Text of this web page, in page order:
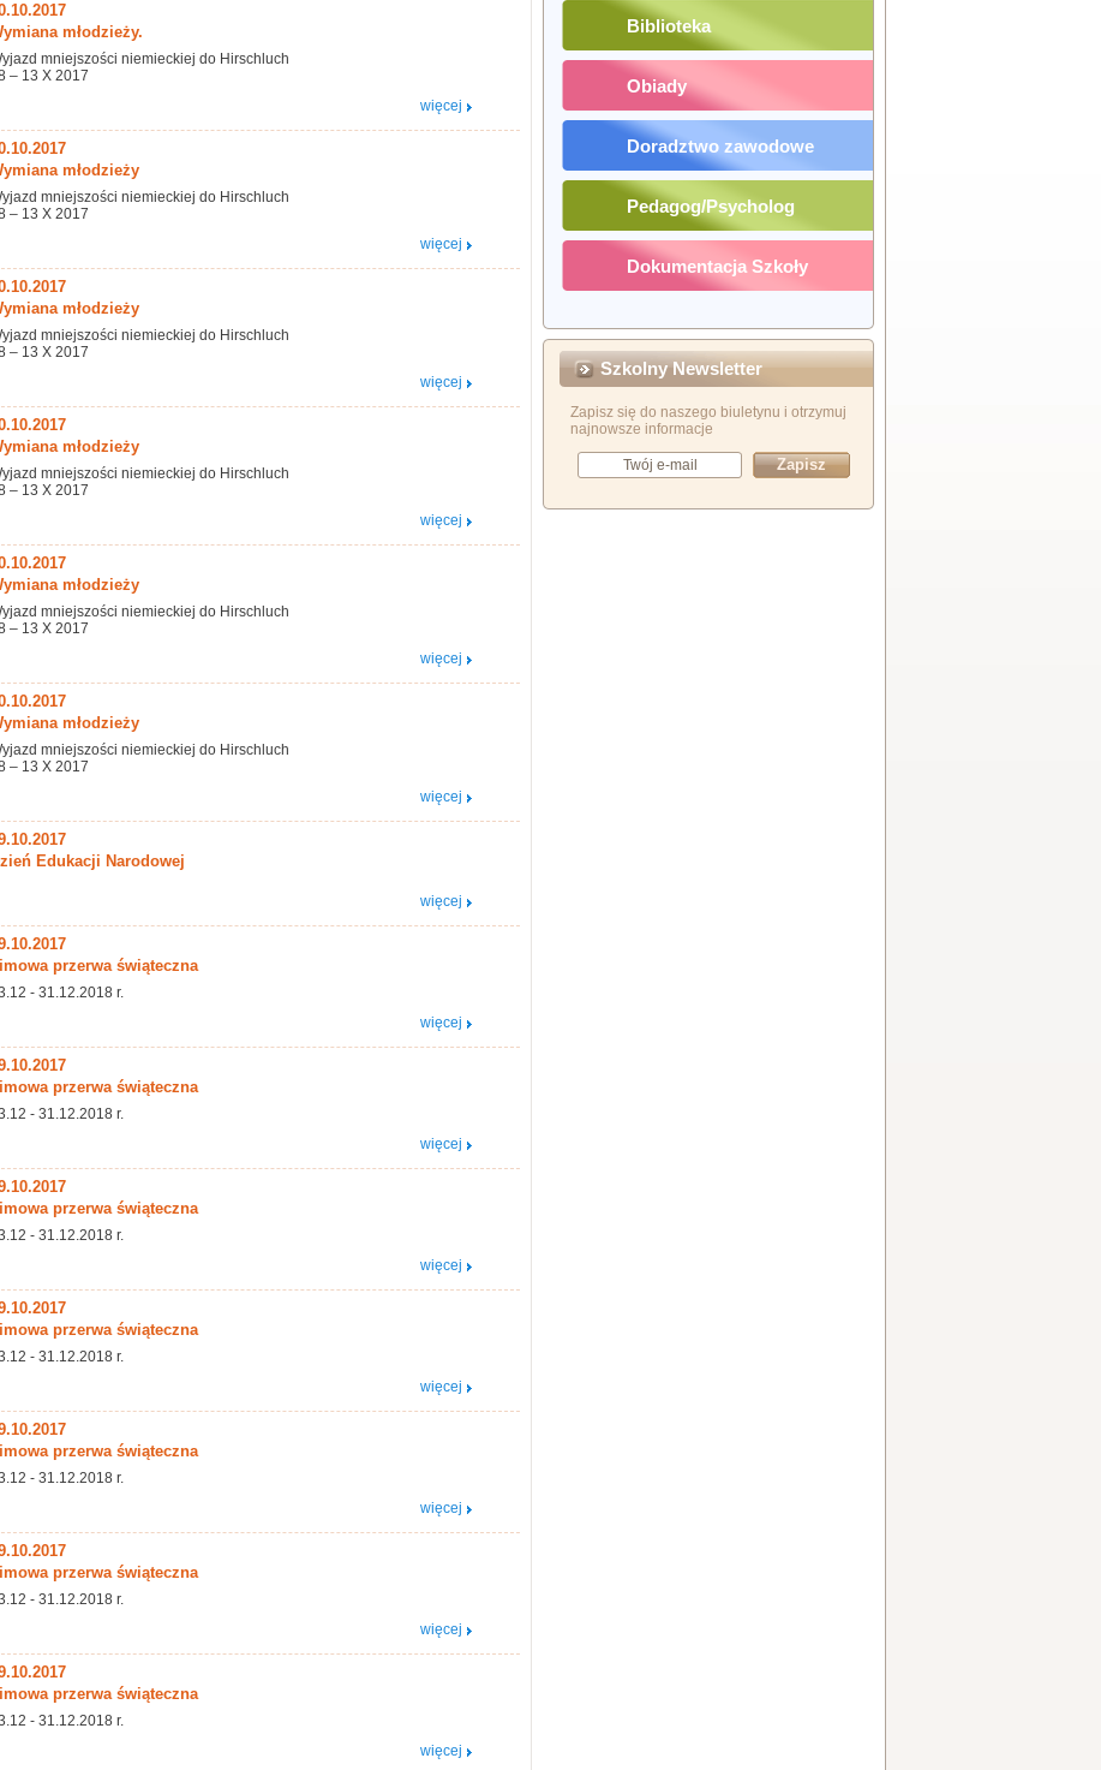
młodzieży.
mniejszości niemieckiej do Hirschluch
– 13 X 2017
więcej
młodzieży
mniejszości niemieckiej do Hirschluch
– 13 X 2017
więcej
młodzieży
mniejszości niemieckiej do Hirschluch
– 13 X 2017
więcej
młodzieży
mniejszości niemieckiej do Hirschluch
– 13 X 2017
więcej
młodzieży
mniejszości niemieckiej do Hirschluch
– 13 X 2017
więcej
młodzieży
mniejszości niemieckiej do Hirschluch
– 13 X 2017
więcej
Edukacji Narodowej
więcej
przerwa świąteczna
- 31.12.2018 r.
więcej
przerwa świąteczna
- 31.12.2018 r.
więcej
przerwa świąteczna
- 31.12.2018 r.
więcej
przerwa świąteczna
- 31.12.2018 r.
więcej
przerwa świąteczna
- 31.12.2018 r.
więcej
przerwa świąteczna
- 31.12.2018 r.
więcej
przerwa świąteczna
- 31.12.2018 r.
więcej
Biblioteka
Obiady
Doradztwo zawodowe
Pedagog/Psycholog
Dokumentacja Szkoły
Szkolny Newsletter
Zapisz się do naszego biuletynu i otrzymuj
najnowsze informacje